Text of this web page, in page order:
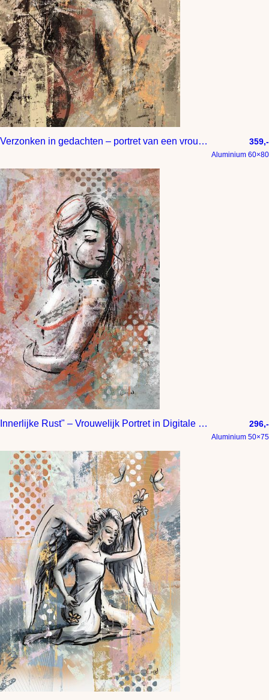
Verzonken in gedachten – portret van een vrouw met gesloten ogen 359,-
Aluminium 60×80
Innerlijke Rust" – Vrouwelijk Portret in Digitale Kunst 296,-
Aluminium 50×75